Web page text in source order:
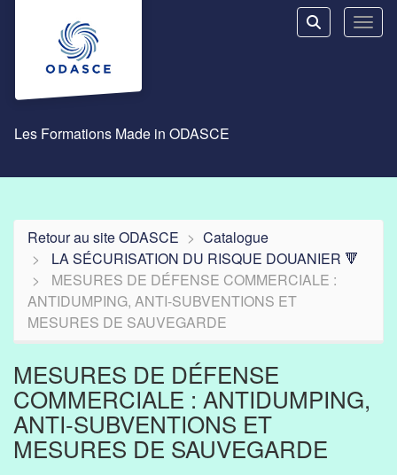
Aller au menu principal
Aller au contenu principal
Personnaliser l'interface
Rechercher
Les Formations Made in ODASCE
Retour au site ODASCE
Catalogue
LA SÉCURISATION DU RISQUE DOUANIER 🔻
MESURES DE DÉFENSE COMMERCIALE :
ANTIDUMPING, ANTI-SUBVENTIONS ET
MESURES DE SAUVEGARDE
MESURES DE DÉFENSE
COMMERCIALE : ANTIDUMPING,
ANTI-SUBVENTIONS ET
MESURES DE SAUVEGARDE